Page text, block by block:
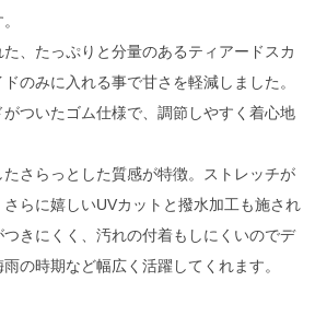
、たっぷりと分量のあるティアードスカ
のみに入れる事で甘さを軽減しました。
ついたゴム仕様で、調節しやすく着心地
さらっとした質感が特徴。ストレッチが
らに嬉しいUVカットと撥水加工も施され
きにくく、汚れの付着もしにくいのでデ
の時期など幅広く活躍してくれます。